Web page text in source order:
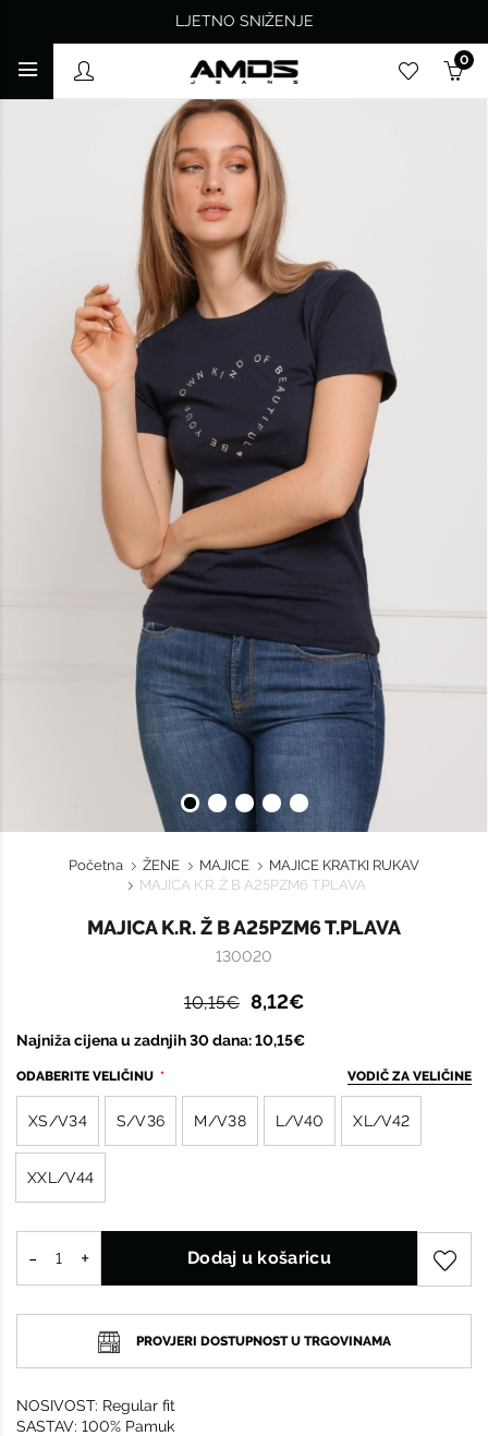
LJETNO SNIŽENJE
0
Početna ŽENE MAJICE
MAJICE KRATKI RUKAV
MAJICA K.R. Ž B A25PZM6 T.PLAVA
MAJICA K.R. Ž B A25PZM6 T.PLAVA
130020
10,15€ 8,12€
Najniža cijena u zadnjih 30 dana: 10,15€
ODABERITE VELIČINU VODIČ ZA VELIČINE
XS/V34 S/V36 M/V38 L/V40 XL/V42
XXL/V44
Dodaj u košaricu
PROVJERI DOSTUPNOST U TRGOVINAMA
NOSIVOST: Regular fit
SASTAV: 100% Pamuk